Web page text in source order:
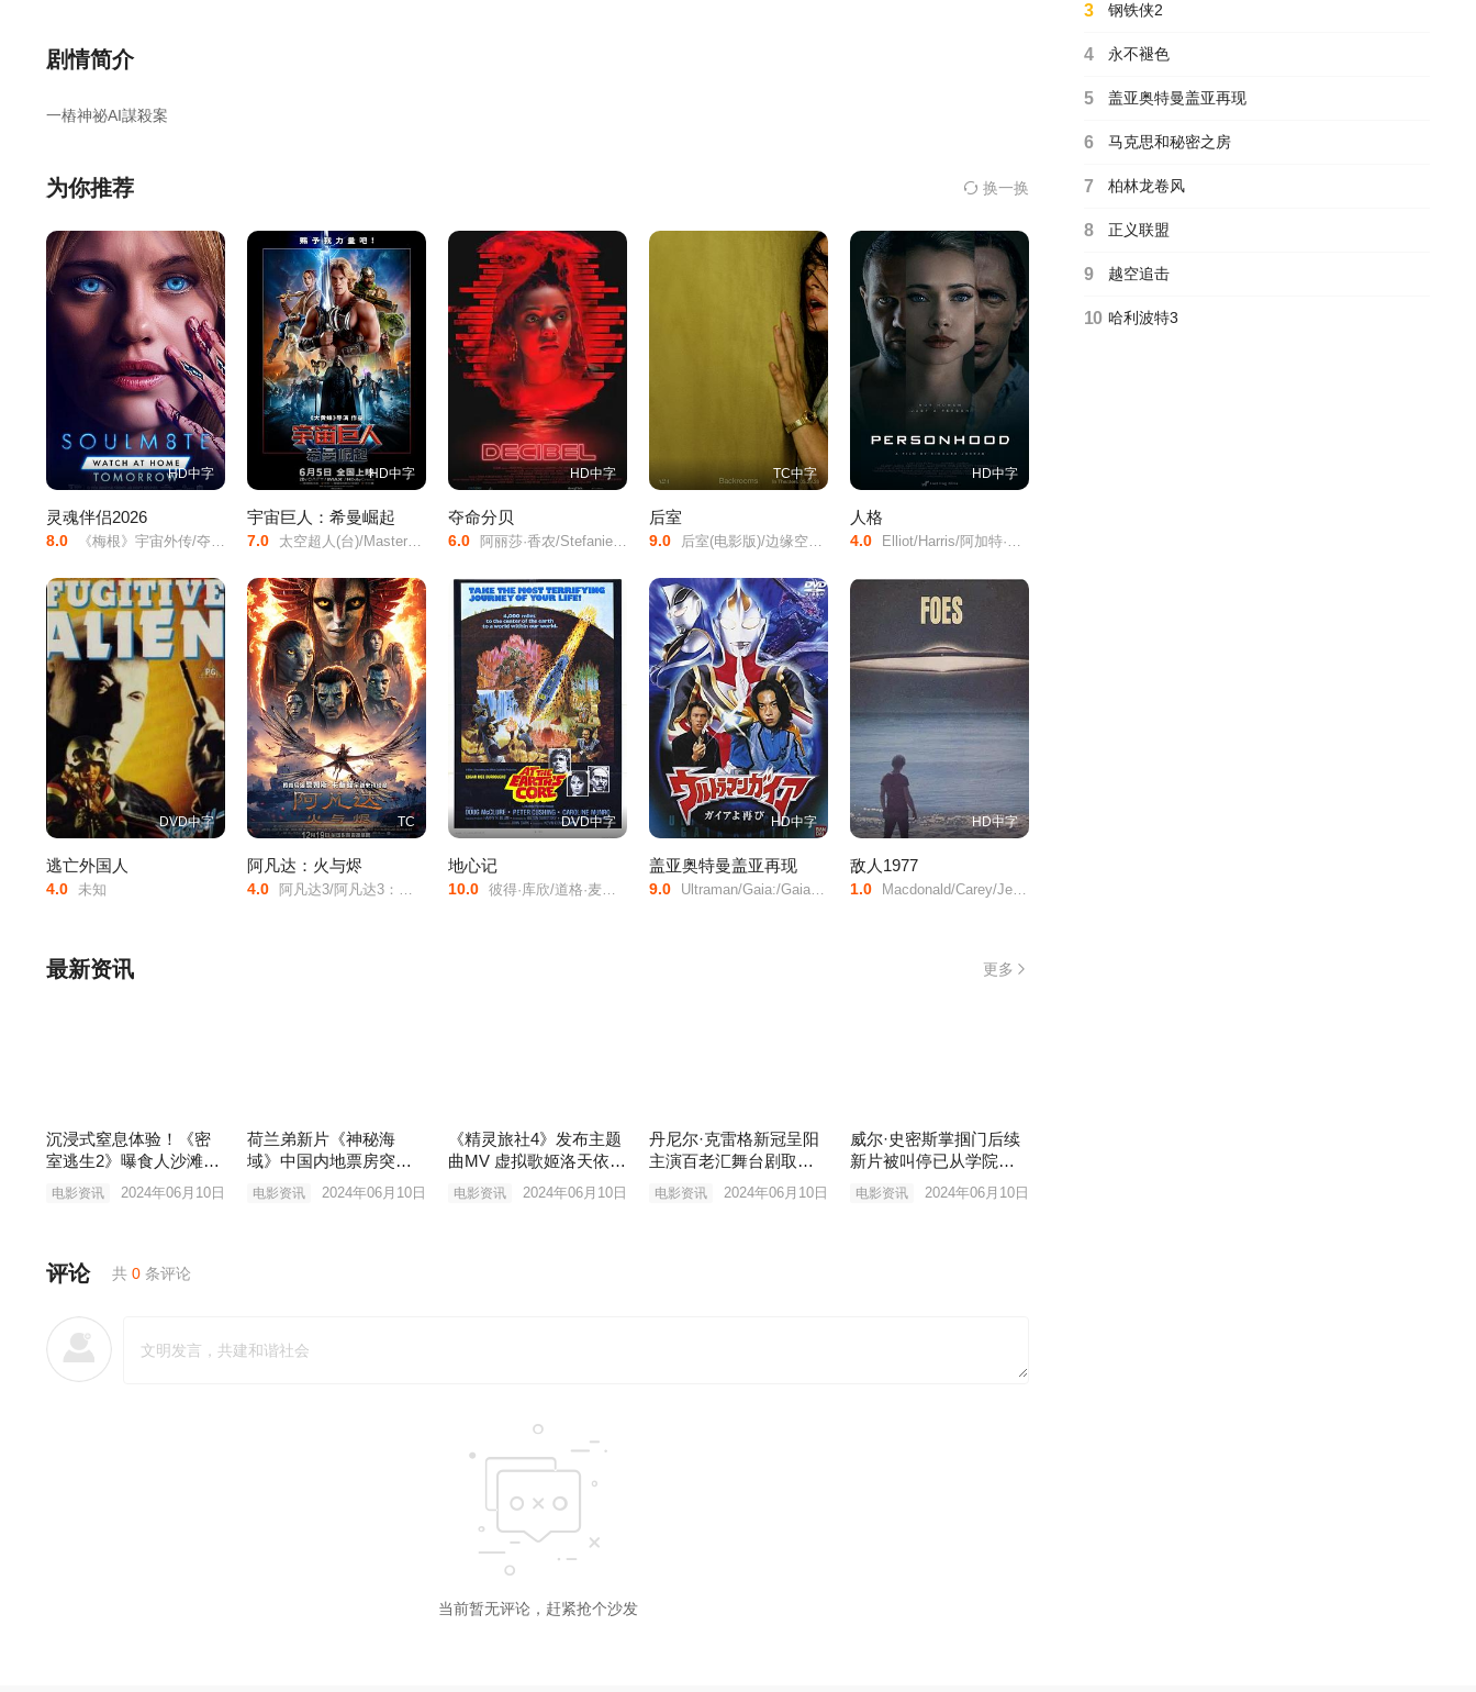
剧情简介
一樁神祕AI謀殺案
为你推荐 换一换
HD中字
灵魂伴侣2026
8.0 《梅根》宇宙外传/夺魂伴侣/
HD中字
宇宙巨人：希曼崛起
7.0 太空超人(台)/Masters/of/the/Universe/宇宙天王(港)/宇宙巨人希曼/宇宙巨人希曼(真人版)/Grayskull/He-Man/
HD中字
夺命分贝
6.0 阿丽莎·香农/Stefanie/Estes/Colby/Groves/
TC中字
后室
9.0 后室(电影版)/边缘空间：电影/嚇房(港)/
HD中字
人格
4.0 Elliot/Harris/阿加特·莱维/艾伦·埃默里斯/Ryan/Lee/Scott/Monica/Baiardi/Romina/Fernandez/Henry/Berry/Jenna/Callaghan/Ricardo/Christian/
DVD中字
逃亡外国人
4.0 未知
TC
阿凡达：火与烬
4.0 阿凡达3/阿凡达3：火与烬/阿凡达3：火与灰/阿凡达3：带种者/Avatar:/The/Seed/Bearer/Avatar/3/
DVD中字
地心记
10.0 彼得·库欣/道格·麦克洛/卡罗琳·莫罗/Cy/Grant/Godfrey/James/基思·巴伦/Robert/Gillespie/
HD中字
盖亚奥特曼盖亚再现
9.0 Ultraman/Gaia:/Gaia/Again/超人佳亚/重现力量与光芒/超人佳亚之光芒再现/超人力霸王盖亚/盖亚再起/
HD中字
敌人1977
1.0 Macdonald/Carey/Jerry/Hardin/Jane/Wiley/Alan/Blanchard/Gregory/Clemens/John/Coats/Steven/Schrader/Michael/Driscoll/Matt/Oppenheimer/Hausman/De/Pass/James/Driscoll/Mark/Paskos/Arem/Fisher/Douglas/M./Kelley/III/Marilyn/Franks/Robert/D.E./Alexander/Robert/D./
最新资讯 更多
沉浸式窒息体验！《密
室逃生2》曝食人沙滩片
段
电影资讯 2024年06月10日
荷兰弟新片《神秘海
域》中国内地票房突破1
亿元
电影资讯 2024年06月10日
《精灵旅社4》发布主题
曲MV 虚拟歌姬洛天依献
唱
电影资讯 2024年06月10日
丹尼尔·克雷格新冠呈阳
主演百老汇舞台剧取消
演出
电影资讯 2024年06月10日
威尔·史密斯掌掴门后续
新片被叫停已从学院辞
职
电影资讯 2024年06月10日
评论 共 0 条评论
当前暂无评论，赶紧抢个沙发
3 钢铁侠2
4 永不褪色
5 盖亚奥特曼盖亚再现
6 马克思和秘密之房
7 柏林龙卷风
8 正义联盟
9 越空追击
10 哈利波特3